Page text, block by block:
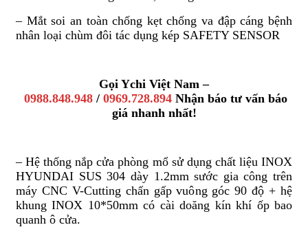
– Mắt soi an toàn chống kẹt chống va đập cáng bệnh
nhân loại chùm đôi tác dụng kép SAFETY SENSOR
Gọi Ychi Việt Nam –
0988.848.948 / 0969.728.894 Nhận báo tư vấn báo
giá nhanh nhất!
– Hệ thống nắp cửa phòng mổ sử dụng chất liệu INOX
HYUNDAI SUS 304 dày 1.2mm sước gia công trên
máy CNC V-Cutting chấn gấp vuông góc 90 độ + hệ
khung INOX 10*50mm có cài doăng kín khí ốp bao
quanh ô cửa.